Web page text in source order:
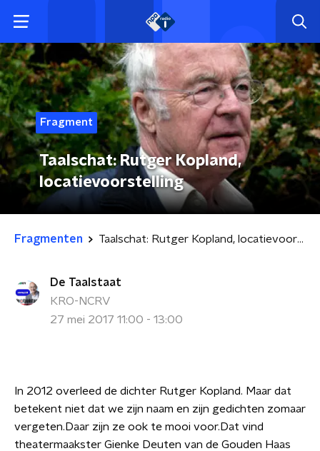
Fragment
Taalschat: Rutger Kopland,
locatievoorstelling
Fragmenten Taalschat: Rutger Kopland, locatievoorstelling
De Taalstaat
KRO-NCRV
27 mei 2017 11:00 - 13:00
In 2012 overleed de dichter Rutger Kopland. Maar dat
betekent niet dat we zijn naam en zijn gedichten zomaar
vergeten.Daar zijn ze ook te mooi voor.Dat vind
theatermaakster Gienke Deuten van de Gouden Haas